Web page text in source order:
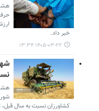
خبر داد.
۱۴۰۵-۰۳-۲۲ ۱۳:۳۴
کشاورزان نسبت به سال